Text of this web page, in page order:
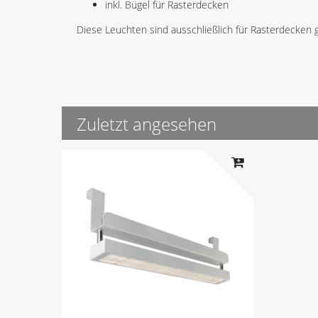
inkl. Bügel für Rasterdecken
Diese Leuchten sind ausschließlich für Rasterdecken
Zuletzt angesehen